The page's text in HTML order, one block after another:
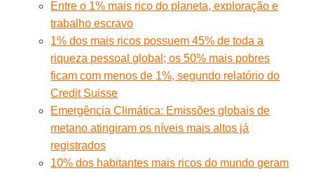
Entre o 1% mais rico do planeta, exploração e
trabalho escravo
1% dos mais ricos possuem 45% de toda a
riqueza pessoal global; os 50% mais pobres
ficam com menos de 1%, segundo relatório do
Credit Suisse
Emergência Climática: Emissões globais de
metano atingiram os níveis mais altos já
registrados
10% dos habitantes mais ricos do mundo geram